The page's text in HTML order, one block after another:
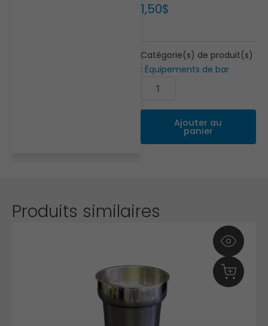
1,50$
Catégorie(s) de produit(s)
: Équipements de bar
Ajouter au
panier
Produits similaires